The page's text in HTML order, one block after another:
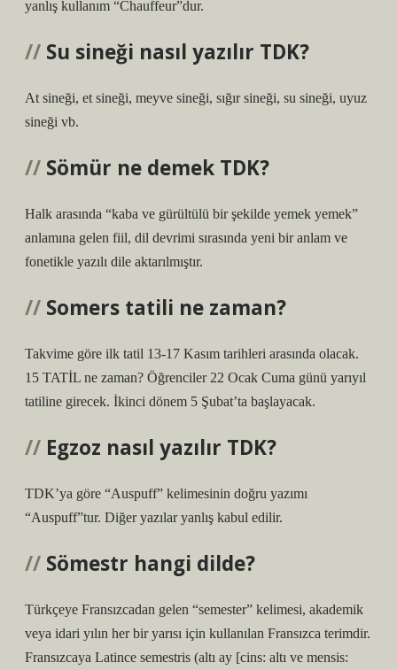
yanlış kullanım “Chauffeur”dur.
Su sineği nasıl yazılır TDK?
At sineği, et sineği, meyve sineği, sığır sineği, su sineği, uyuz
sineği vb.
Sömür ne demek TDK?
Halk arasında “kaba ve gürültülü bir şekilde yemek yemek”
anlamına gelen fiil, dil devrimi sırasında yeni bir anlam ve
fonetikle yazılı dile aktarılmıştır.
Somers tatili ne zaman?
Takvime göre ilk tatil 13-17 Kasım tarihleri ​​arasında olacak.
15 TATİL ne zaman? Öğrenciler 22 Ocak Cuma günü yarıyıl
tatiline girecek. İkinci dönem 5 Şubat’ta başlayacak.
Egzoz nasıl yazılır TDK?
TDK’ya göre “Auspuff” kelimesinin doğru yazımı
“Auspuff”tur. Diğer yazılar yanlış kabul edilir.
Sömestr hangi dilde?
Türkçeye Fransızcadan gelen “semester” kelimesi, akademik
veya idari yılın her bir yarısı için kullanılan Fransızca terimdir.
Fransızcaya Latince semestris (altı ay [cins: altı ve mensis: